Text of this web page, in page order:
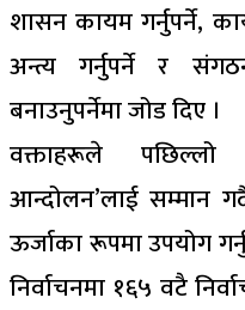
शासन कायम गर्नुपर्ने,
अन्त्य गर्नुपर्ने र
बनाउनुपर्नेमा जोड दिए ।
वक्ताहरूले
आन्दोलन’लाई सम्मान
ऊर्जाका रूपमा उपयोग
निर्वाचनमा १६५ वटै